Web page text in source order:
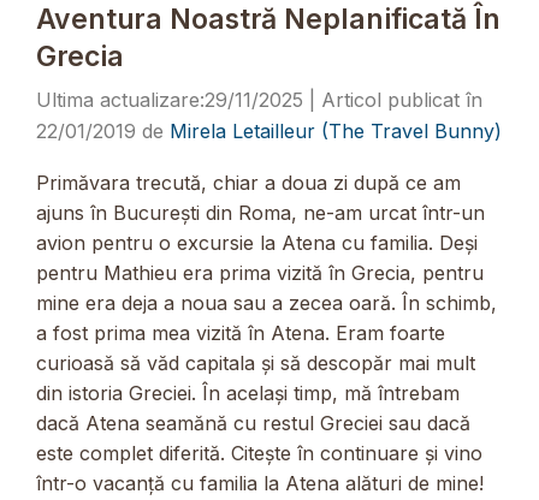
Aventura Noastră Neplanificată În
Grecia
29/11/2025
22/01/2019 de Mirela Letailleur (The Travel Bunny)
Primăvara trecută, chiar a doua zi după ce am
ajuns în București din Roma, ne-am urcat într-un
avion pentru o excursie la Atena cu familia. Deși
pentru Mathieu era prima vizită în Grecia, pentru
mine era deja a noua sau a zecea oară. În schimb,
a fost prima mea vizită în Atena. Eram foarte
curioasă să văd capitala și să descopăr mai mult
din istoria Greciei. În același timp, mă întrebam
dacă Atena seamănă cu restul Greciei sau dacă
este complet diferită. Citește în continuare și vino
într-o vacanță cu familia la Atena alături de mine!